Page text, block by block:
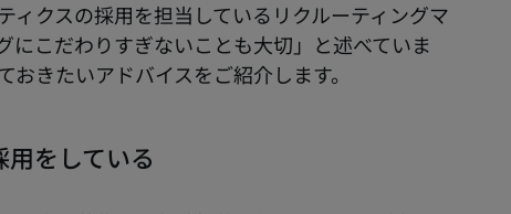
ィクスの採用を担当しているリクルーティングマ
にこだわりすぎないことも大切」と述べていま
をしている